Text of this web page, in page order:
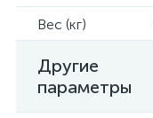
Вес (кг)
Другие
параметры